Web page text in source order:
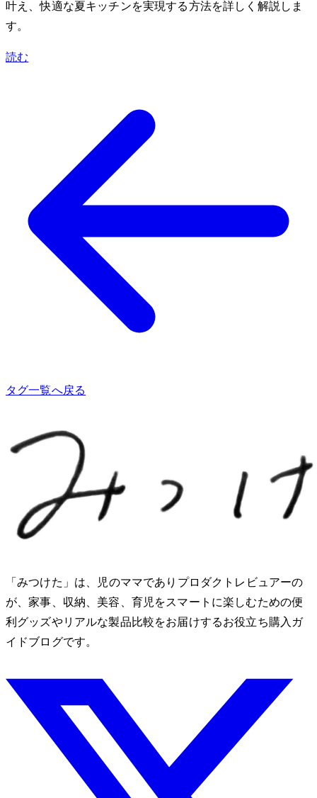
叶え、快適な夏キッチンを実現する方法を詳しく解説しま
す。
読む
タグ一覧へ戻る
「みつけた」は、2児のママでありプロダクトレビュアーのMio
が、家事、収納、美容、育児をスマートに楽しむための便
利グッズやリアルな製品比較をお届けするお役立ち購入ガ
イドブログです。